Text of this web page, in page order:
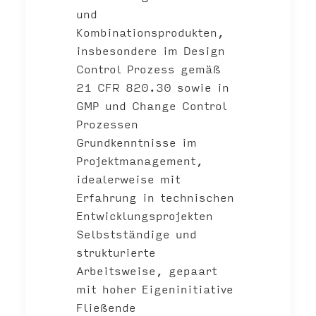
und
Kombinationsprodukten,
insbesondere im Design
Control Prozess gemäß
21 CFR 820.30 sowie in
GMP und Change Control
Prozessen
Grundkenntnisse im
Projektmanagement,
idealerweise mit
Erfahrung in technischen
Entwicklungsprojekten
Selbstständige und
strukturierte
Arbeitsweise, gepaart
mit hoher Eigeninitiative
Fließende